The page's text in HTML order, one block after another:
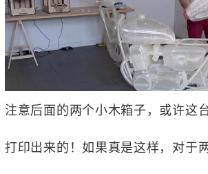
注意后面的两个小木箱子，或许这
打印出来的！如果真是这样，对于